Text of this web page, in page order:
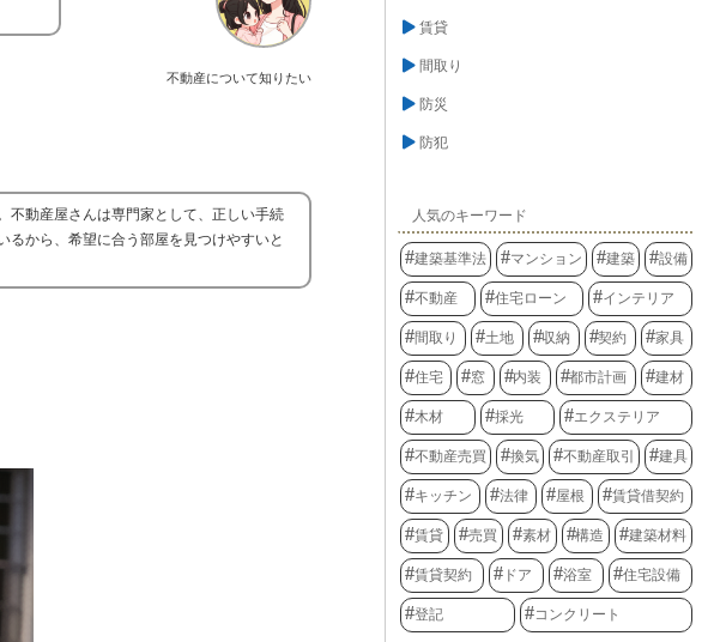
不動産について知りたい
不動産屋さんは専門家として、正しい手続
から、希望に合う部屋を見つけやすいと
賃貸
間取り
防災
防犯
人気のキーワード
建築基準法 マンション 建築 設備
不動産 住宅ローン インテリア
間取り 土地 収納 契約 家具
住宅 窓 内装 都市計画 建材
木材 採光 エクステリア
不動産売買 換気 不動産取引 建具
キッチン 法律 屋根 賃貸借契約
賃貸 売買 素材 構造 建築材料
賃貸契約 ドア 浴室 住宅設備
登記 コンクリート